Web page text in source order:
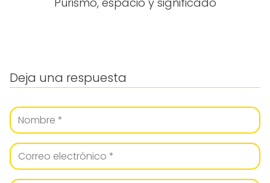
Deja una respuesta